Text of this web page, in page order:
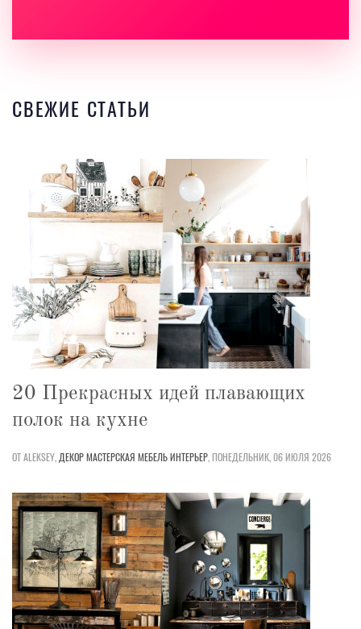
СВЕЖИЕ СТАТЬИ
20 Прекрасных идей плавающих
полок на кухне
ОТ ALEKSEY, ДЕКОРМАСТЕРСКАЯ МЕБЕЛЬИНТЕРЬЕР,ПОНЕДЕЛЬНИК, 06 ИЮЛЯ 2026